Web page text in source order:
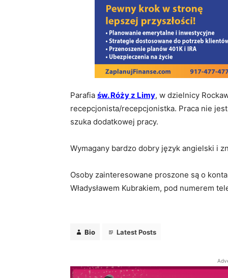
Bio Latest Posts
Parafia św. Róży z Limy, w dzielnicy
recepcjonista/recepcjonistka. Praca nie
szuka dodatkowej pracy.
Wymagany bardzo dobry język angielski i
Osoby zainteresowane proszone są o
Władysławem Kubrakiem, pod numerem
Bio Latest Posts